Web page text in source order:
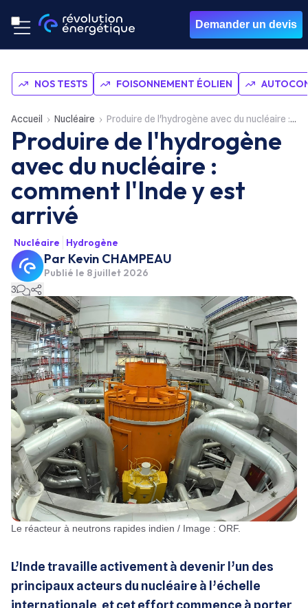
Demander un devis
NOS TESTS FOISONNEMENT ÉOLIEN
Accueil Nucléaire Produire de l'hydrogène avec du nucléaire : comment l'Inde y est arrivé
Produire de l'hydrogène
avec du nucléaire :
comment l'Inde y est
arrivé
Nucléaire Hydrogène
Par Kevin CHAMPEAU
Publié le 8 juillet 2026
3
Le réacteur à neutrons rapides indien / Image : ORF.
L’Inde travaille activement à devenir l’un des
principaux acteurs du nucléaire à l’échelle
internationale, et cet effort commence à porter